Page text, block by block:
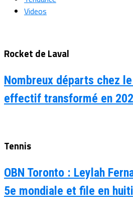
Videos
Rocket de Laval
Nombreux départs chez
effectif transformé en
Tennis
OBN Toronto : Leylah
5e mondiale et file en